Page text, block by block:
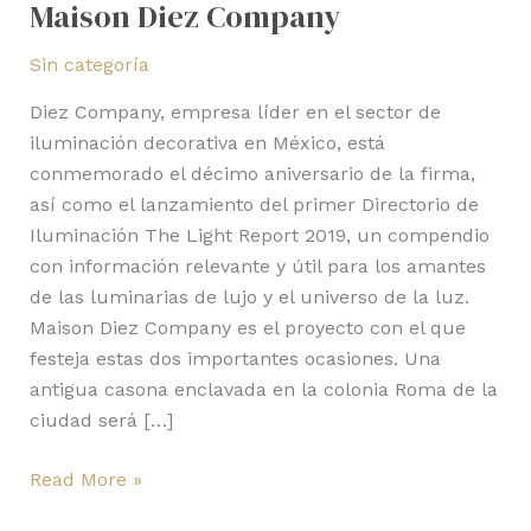
Maison Diez Company
Sin categoría
Diez Company, empresa líder en el sector de
iluminación decorativa en México, está
conmemorado el décimo aniversario de la firma,
así como el lanzamiento del primer Directorio de
Iluminación The Light Report 2019, un compendio
con información relevante y útil para los amantes
de las luminarias de lujo y el universo de la luz.
Maison Diez Company es el proyecto con el que
festeja estas dos importantes ocasiones. Una
antigua casona enclavada en la colonia Roma de la
ciudad será […]
Read More »